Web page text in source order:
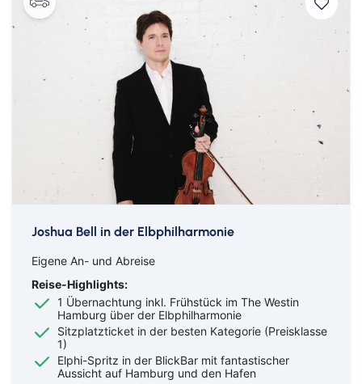
Joshua Bell in der Elbphilharmonie
Eigene An- und Abreise
Reise-Highlights:
1 Übernachtung inkl. Frühstück im The Westin
Hamburg über der Elbphilharmonie
Sitzplatzticket in der besten Kategorie (Preisklasse
1)
Elphi-Spritz in der BlickBar mit fantastischer
Aussicht auf Hamburg und den Hafen